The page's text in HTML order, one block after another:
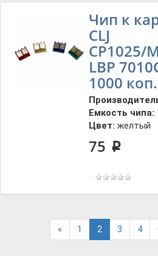
Чип к
CLJ
CP1025/
LBP
1000
Емкость чипа:
Цвет: желтый
75 p
«Previous
1 2 3 4